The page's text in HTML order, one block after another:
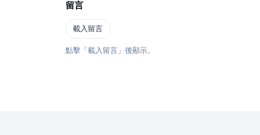
留言
載入留言
點擊「載入留言」後顯示 Disqus。